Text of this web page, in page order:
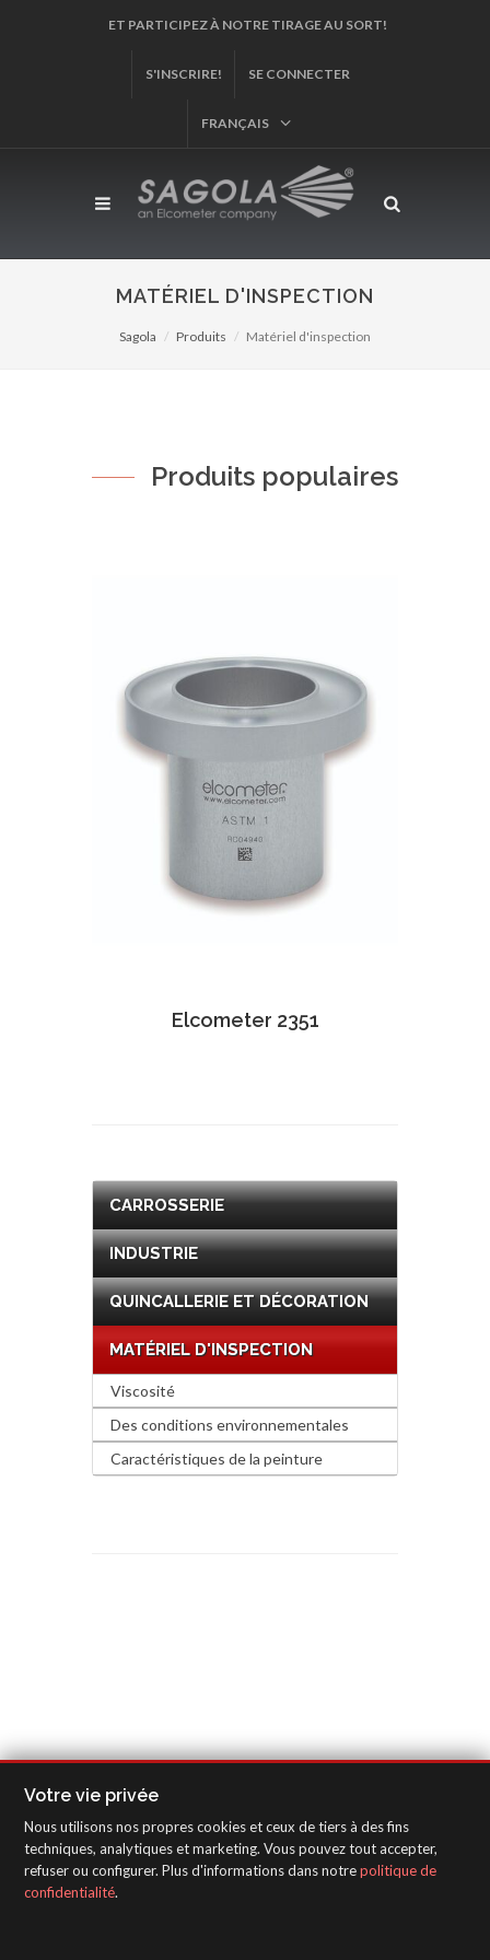
ET PARTICIPEZ À NOTRE TIRAGE AU SORT!
S'INSCRIRE! SE CONNECTER
FRANÇAIS
MATÉRIEL D'INSPECTION
Sagola Produits Matériel d'inspection
Produits populaires
Elcometer 2351
CARROSSERIE
INDUSTRIE
QUINCALLERIE ET DÉCORATION
MATÉRIEL D'INSPECTION
Viscosité
Des conditions environnementales
Caractéristiques de la peinture
Votre vie privée
Nous utilisons nos propres cookies et ceux de tiers à des fins
techniques, analytiques et marketing. Vous pouvez tout accepter,
refuser ou configurer. Plus d'informations dans notrepolitique de
confidentialité.